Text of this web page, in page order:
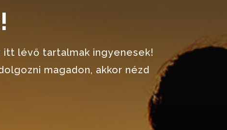
itt lévő tartalmak ingyenesek!
magadon, akkor nézd